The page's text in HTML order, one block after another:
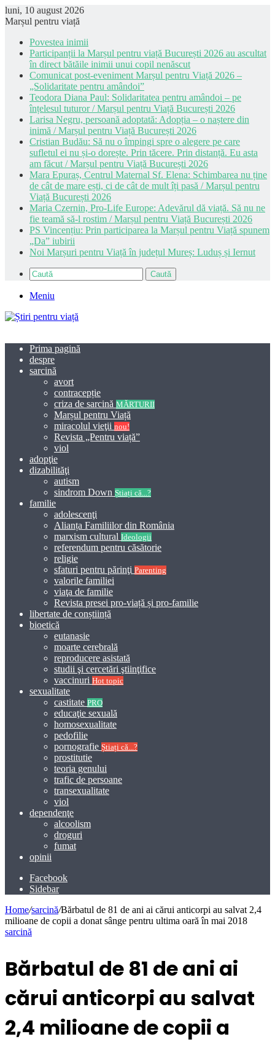
luni, 10 august 2026
Marșul pentru viață
Povestea inimii
Participanții la Marșul pentru viață București 2026 au ascultat
în direct bătăile inimii unui copil nenăscut
Comunicat post-eveniment Marșul pentru Viață 2026 –
„Solidaritate pentru amândoi”
Teodora Diana Paul: Solidaritatea pentru amândoi – pe
înțelesul tuturor / Marșul pentru Viață București 2026
Larisa Negru, persoană adoptată: Adopția – o naștere din
inimă / Marșul pentru Viață București 2026
Cristian Budău: Să nu o împingi spre o alegere pe care
sufletul ei nu și-o dorește. Prin tăcere. Prin distanță. Eu asta
am făcut / Marșul pentru Viață București 2026
Mara Epuraș, Centrul Maternal Sf. Elena: Schimbarea nu ține
de cât de mare ești, ci de cât de mult îți pasă / Marșul pentru
Viață București 2026
Maria Czernin, Pro-Life Europe: Adevărul dă viață. Să nu ne
fie teamă să-l rostim / Marșul pentru Viață București 2026
PS Vincențiu: Prin participarea la Marșul pentru Viață spunem
„Da” iubirii
Noi Marșuri pentru Viață în județul Mureș: Luduș și Iernut
Caută
Meniu
Prima pagină
despre
sarcină
avort
contracepție
criza de sarcină MĂRTURII
Marșul pentru Viață
miracolul vieţii nou!
Revista „Pentru viață”
viol
adopţie
dizabilităţi
autism
sindrom Down Știați că...?
familie
adolescenţi
Alianța Familiilor din România
marxism cultural Ideologii
referendum pentru căsătorie
religie
sfaturi pentru părinţi Parenting
valorile familiei
viaţa de familie
Revista presei pro-viață și pro-familie
libertate de conștiință
bioetică
eutanasie
moarte cerebrală
reproducere asistată
studii şi cercetări ştiinţifice
vaccinuri Hot topic
sexualitate
castitate PRO
educaţie sexuală
homosexualitate
pedofilie
pornografie Știați că...?
prostitutie
teoria genului
trafic de persoane
transexualitate
viol
dependenţe
alcoolism
droguri
fumat
opinii
Facebook
Sidebar
Home/sarcină/Bărbatul de 81 de ani ai cărui anticorpi au salvat 2,4
milioane de copii a donat sânge pentru ultima oară în mai 2018
sarcină
Bărbatul de 81 de ani ai
cărui anticorpi au salvat
2,4 milioane de copii a